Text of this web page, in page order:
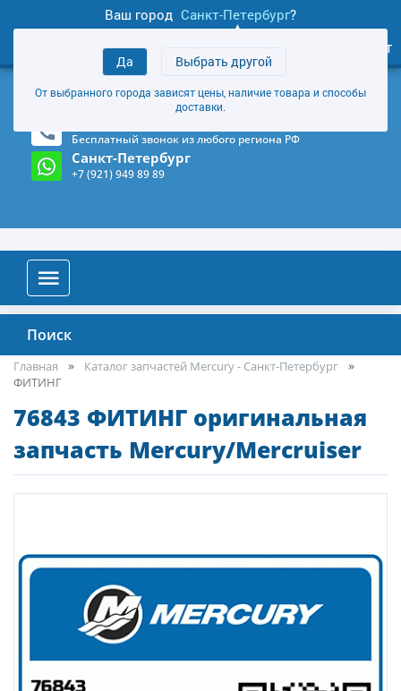
Ваш город Санкт-Петербург?
Да Выбрать другой
От выбранного города зависят цены, наличие товара и способы
доставки.
товаров
Личный кабинет
+7 (921) 949 89 89
Магазин и склад в Санкт-Петербурге (Карта)
Бесплатный звонок из любого региона РФ
Санкт-Петербург
+7 (921) 949 89 89
Поиск
Главная
Каталог запчастей Mercury - Санкт-Петербург
ФИТИНГ
76843 ФИТИНГ оригинальная
запчасть Mercury/Mercruiser